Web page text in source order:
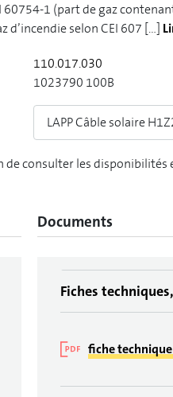
60754-1 (part de gaz
d’incendie selon CEI 607 [...]
110.017.030
1023790 100B
LAPP Câble solaire
de consulter les
Documents
Fiches
fiche